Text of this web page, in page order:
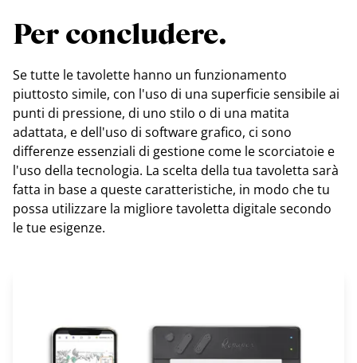
Per concludere.
Se tutte le tavolette hanno un funzionamento
piuttosto simile, con l'uso di una superficie sensibile ai
punti di pressione, di uno stilo o di una matita
adattata, e dell'uso di software grafico, ci sono
differenze essenziali di gestione come le scorciatoie e
l'uso della tecnologia. La scelta della tua tavoletta sarà
fatta in base a queste caratteristiche, in modo che tu
possa utilizzare la migliore tavoletta digitale secondo
le tue esigenze.